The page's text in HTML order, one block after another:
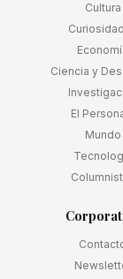
Cultura
Ciencia y
El
Mundo